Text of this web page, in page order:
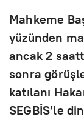
Mahkeme
yüzünden
ancak 2
sonra
katılanı
SEGBİS’le